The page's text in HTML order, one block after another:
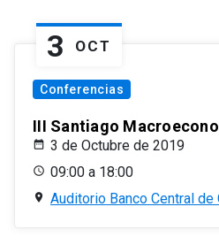
3 OCT
Conferencias
III Santiago
3 de Octubre de 2019
09:00 a 18:00
Auditorio Banco Central de